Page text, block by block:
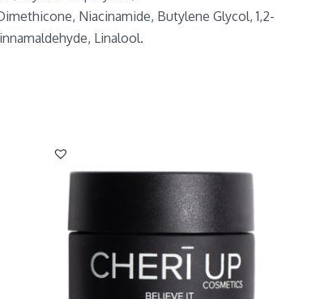
Niacinamide, Butylene Glycol, 1,2-
Linalool.